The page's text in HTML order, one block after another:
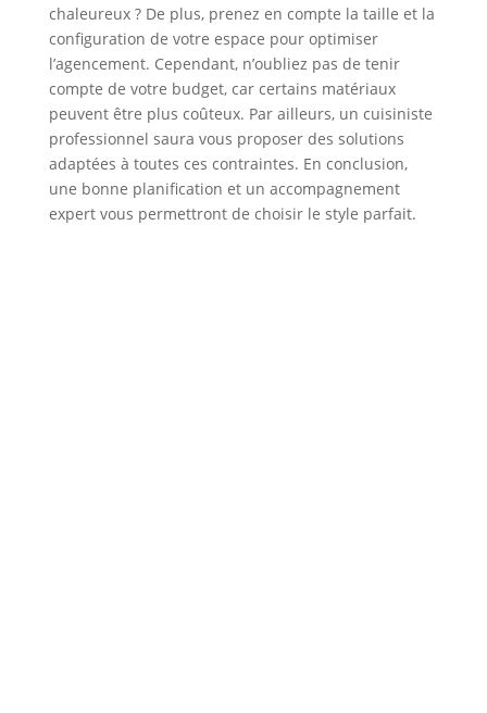
chaleureux ? De plus, prenez en compte la taille et la
configuration de votre espace pour optimiser
l’agencement. Cependant, n’oubliez pas de tenir
compte de votre budget, car certains matériaux
peuvent être plus coûteux. Par ailleurs, un cuisiniste
professionnel saura vous proposer des solutions
adaptées à toutes ces contraintes. En conclusion,
une bonne planification et un accompagnement
expert vous permettront de choisir le style parfait.